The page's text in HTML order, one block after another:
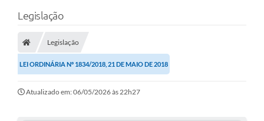
Legislação
Legislação
LEI ORDINÁRIA Nº 1834/2018, 21 DE MAIO DE 2018
Atualizado em: 06/05/2026 às 22h27